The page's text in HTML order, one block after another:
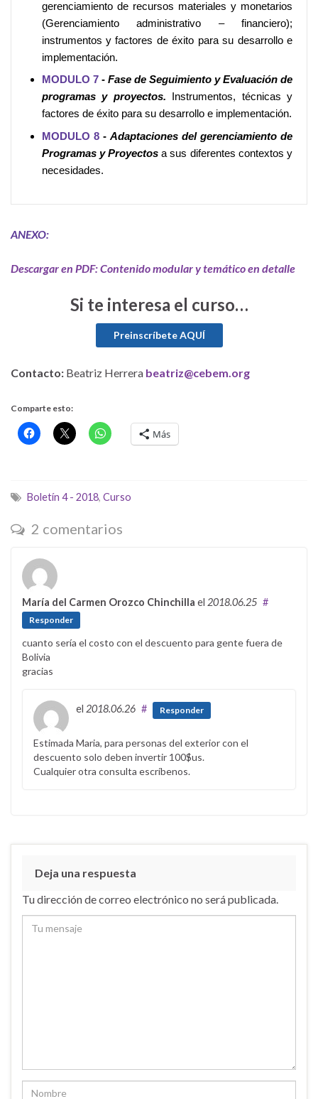
gerenciamiento de recursos materiales y monetarios
(Gerenciamiento administrativo – financiero);
instrumentos y factores de éxito para su desarrollo e
implementación.
MODULO 7- Fase de Seguimiento y Evaluación de
programas y proyectos. Instrumentos, técnicas y
factores de éxito para su desarrollo e implementación.
MODULO 8- Adaptaciones del gerenciamiento de
Programas y Proyectosa sus diferentes contextos y
necesidades.
ANEXO:
Descargar en PDF: Contenido modular y temático en detalle
Si te interesa el curso…
Contacto: Beatriz Herrera beatriz@cebem.org
Comparte esto:
Más
Boletín 4 - 2018, Curso
2 comentarios
María del Carmen Orozco Chinchilla el 2018.06.25 #
Responder
cuanto sería el costo con el descuento para gente fuera de
Bolivia
gracias
el 2018.06.26 # Responder
Estimada Maria, para personas del exterior con el
descuento solo deben invertir 100$us.
Cualquier otra consulta escríbenos.
Deja una respuesta
Tu dirección de correo electrónico no será publicada.